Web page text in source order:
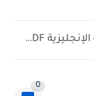
تحميل كتب تدريس اللغة الإنجليزية PDF مجانا | TESOL وTEFL
0